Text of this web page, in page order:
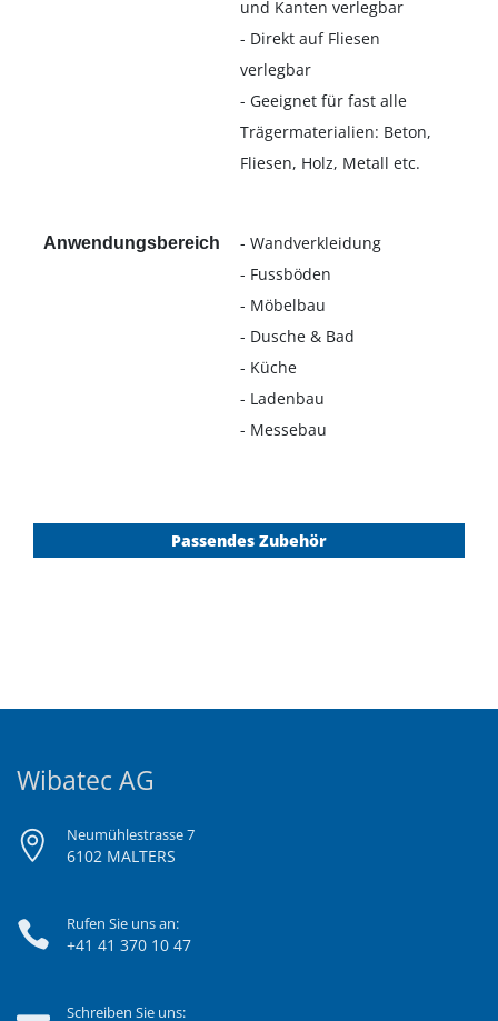
und Kanten verlegbar
- Direkt auf Fliesen
verlegbar
- Geeignet für fast alle
Trägermaterialien: Beton,
Fliesen, Holz, Metall etc.
Anwendungsbereich
- Wandverkleidung
- Fussböden
- Möbelbau
- Dusche & Bad
- Küche
- Ladenbau
- Messebau
Passendes Zubehör
Wibatec AG
Neumühlestrasse 7
6102 MALTERS
Rufen Sie uns an:
+41 41 370 10 47
Schreiben Sie uns: